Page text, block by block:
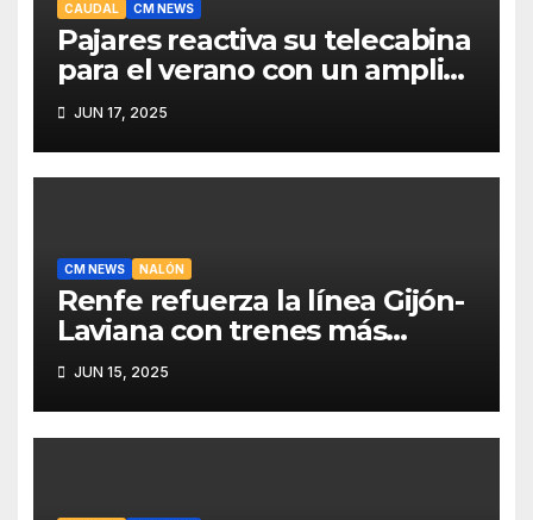
CAUDAL CM NEWS
Pajares reactiva su telecabina
para el verano con un amplio
programa de actividades
JUN 17, 2025
CM NEWS NALÓN
Renfe refuerza la línea Gijón-
Laviana con trenes más
fiables y mejor servicio para
recuperar viajeros
JUN 15, 2025